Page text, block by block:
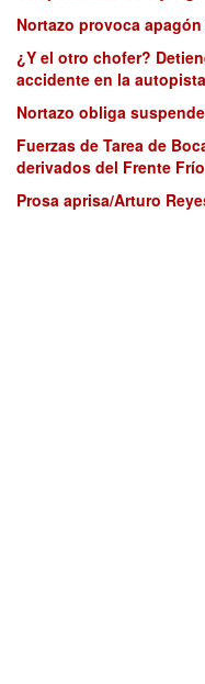
Nortazo provoca
¿Y el otro chofer?
accidente en la
Nortazo obliga
Fuerzas de Tarea de
derivados del Frente
Prosa aprisa/Arturo